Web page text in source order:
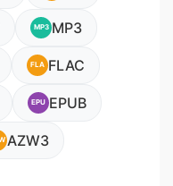
MP3 MP3
FLA FLAC
EPU EPUB
AZW3